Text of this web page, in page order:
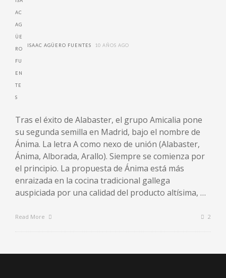
ISAAC AGÜERO FUENTES 10 AÑOS AGO
Tras el éxito de Alabaster, el grupo Amicalia pone
su segunda semilla en Madrid, bajo el nombre de
Ánima. La letra A como nexo de unión (Alabaster,
Ánima, Alborada, Arallo). Siempre se comienza por
el principio. La propuesta de Ánima está más
enraizada en la cocina tradicional gallega
auspiciada por una calidad del producto altísima, …
Read More 2